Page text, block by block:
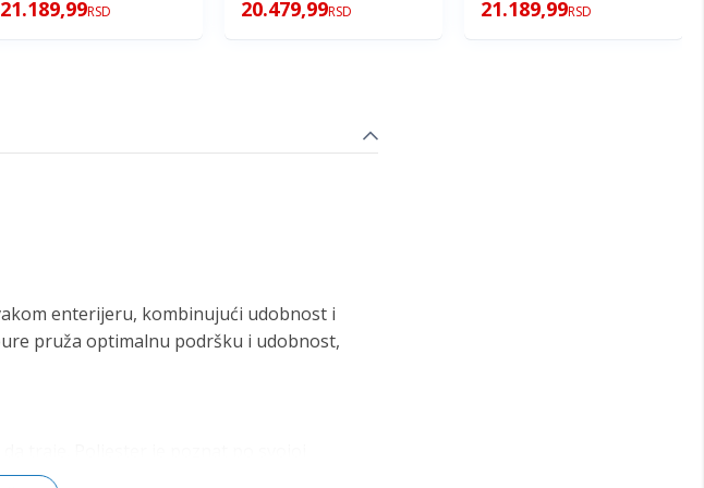
21.189,99RSD 20.479,99RSD 21.189,99RSD
enterijeru, kombinujući udobnost i
pruža optimalnu podršku i udobnost,
izborom za svakodnevnu upotrebu. Ovaj